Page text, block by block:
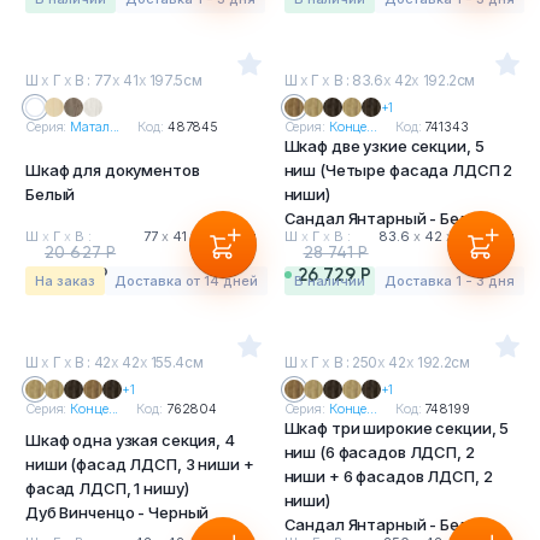
Ш х Г х В : 77х 41х 197.5см
Серия: Матал... Код: 487845
Шкаф для документов
Белый
Ш х Г х В : 77 х41х 197.5 см
19 183 Р
20 627 Р
На заказ Доставка от 14 дней
Ш х Г х В : 83.6х 42х 192.2см
+1
Серия: Конце... Код: 741343
Шкаф две узкие секции, 5
ниш (Четыре фасада ЛДСП 2
ниши)
Сандал Янтарный - Белый
Ш х Г х В : 83.6 х 42 х 192.2 см
26 729 Р
28 741 Р
в наличии Доставка 1 - 3 дня
Ш х Г х В : 42х 42х 155.4см
+1
Серия: Конце... Код: 762804
Шкаф одна узкая секция, 4
ниши (фасад ЛДСП, 3 ниши +
фасад ЛДСП, 1 нишу)
Дуб Винченцо - Черный
Ш х Г х В : 250х 42х 192.2см
+1
Серия: Конце... Код: 748199
Шкаф три широкие секции, 5
ниш (6 фасадов ЛДСП, 2
ниши + 6 фасадов ЛДСП, 2
ниши)
Сандал Янтарный - Белый